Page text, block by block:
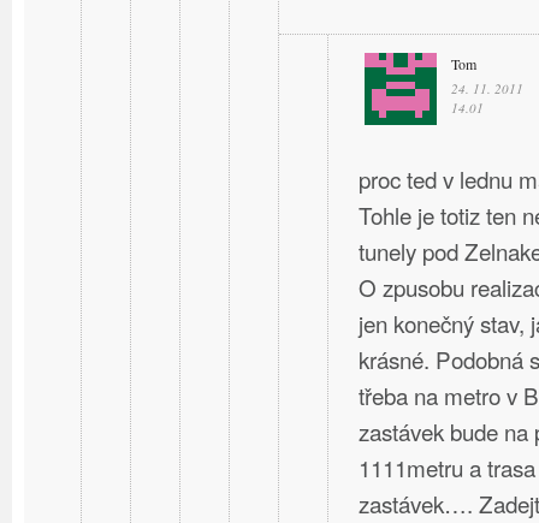
Tom
24. 11. 2011
14.01
proc ted v lednu
Tohle je totiz ten
tunely pod
O zpusobu
jen konečný stav,
krásné. Podobná
třeba na metro v
zastávek bude na
1111metru a
zastávek….